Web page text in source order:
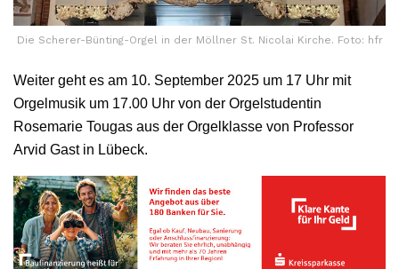
Die Scherer-Bünting-Orgel in der Möllner St. Nicolai Kirche. Foto: hfr
Weiter geht es am 10. September 2025 um 17 Uhr mit
Orgelmusik um 17.00 Uhr von der Orgelstudentin
Rosemarie Tougas aus der Orgelklasse von Professor
Arvid Gast in Lübeck.